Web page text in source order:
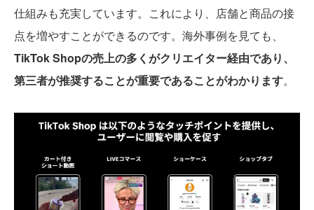
仕組みも充実しています。これにより、店舗と商品の接
点を増やすことができるのです。海外事例を見ても、
TikTok Shopの売上の多くがクリエイター経由であり、
第三者が推奨することが重要であることがわかります。